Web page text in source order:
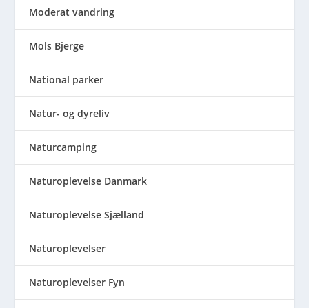
Moderat vandring
Mols Bjerge
National parker
Natur- og dyreliv
Naturcamping
Naturoplevelse Danmark
Naturoplevelse Sjælland
Naturoplevelser
Naturoplevelser Fyn